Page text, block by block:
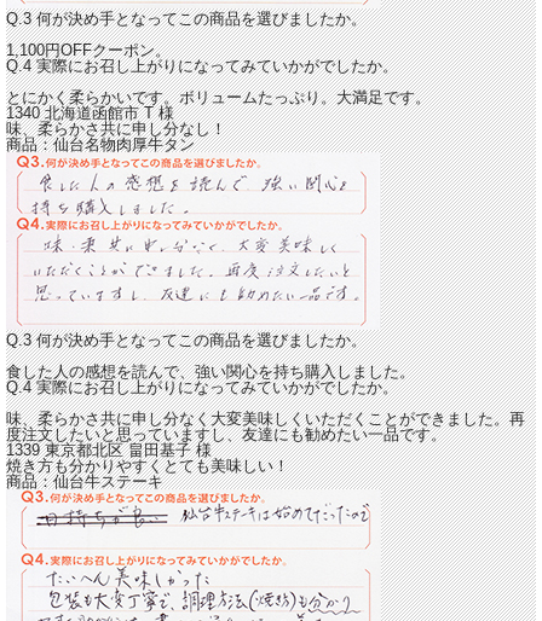
Q.3 何が決め手となってこの商品を選びましたか。
1,100円OFFクーポン。
Q.4 実際にお召し上がりになってみていかがでしたか。
とにかく柔らかいです。ボリュームたっぷり。大満足です。
1340 北海道函館市T様
味、柔らかさ共に申し分なし！
商品：仙台名物肉厚牛タン
Q.3 何が決め手となってこの商品を選びましたか。
食した人の感想を読んで、強い関心を持ち購入しました。
Q.4 実際にお召し上がりになってみていかがでしたか。
味、柔らかさ共に申し分なく大変美味しくいただくことができました。再
度注文したいと思っていますし、友達にも勧めたい一品です。
1339 東京都北区畠田基子様
焼き方も分かりやすくとても美味しい！
商品：仙台牛ステーキ